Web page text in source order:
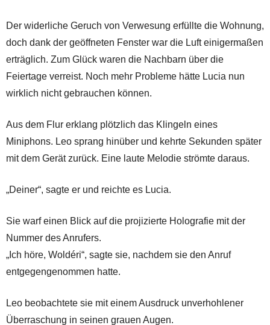
Der widerliche Geruch von Verwesung erfüllte die Wohnung,
doch dank der geöffneten Fenster war die Luft einigermaßen
erträglich. Zum Glück waren die Nachbarn über die
Feiertage verreist. Noch mehr Probleme hätte Lucia nun
wirklich nicht gebrauchen können.
Aus dem Flur erklang plötzlich das Klingeln eines
Miniphons. Leo sprang hinüber und kehrte Sekunden später
mit dem Gerät zurück. Eine laute Melodie strömte daraus.
„Deiner“, sagte er und reichte es Lucia.
Sie warf einen Blick auf die projizierte Holografie mit der
Nummer des Anrufers.
„Ich höre, Woldéri“, sagte sie, nachdem sie den Anruf
entgegengenommen hatte.
Leo beobachtete sie mit einem Ausdruck unverhohlener
Überraschung in seinen grauen Augen.